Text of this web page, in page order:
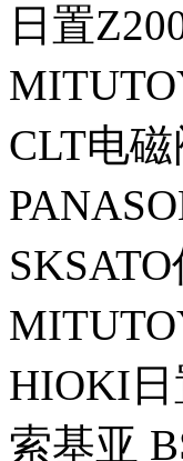
日置
CLT电
HIOKI日
索基亚